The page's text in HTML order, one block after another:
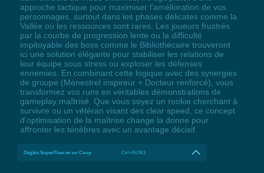
approche tactique pour maximiser l'amélioration de vos
personnages, surtout dans les phases délicates comme la
Vallée où les ressources sont rares. Les joueurs frustrés
par la courbe de progression lente ou la difficulté
impitoyable des boss comme le Bibliothécaire trouveront
ici une solution élégante pour stabiliser les relations de
leur équipe sous stress ou exploser les défenses
ennemies. En combinant cette logique avec des synergies
de groupe (Ménestrel inspireur + Docteur renforcé), vous
transformez vos runs en véritables démonstrations de
gameplay maîtrisé. Que vous soyez un rookie cherchant à
survivre ou un vétéran visant des clear speed, ce concept
d'optimisation de la maîtrise change la donne pour
affronter les ténèbres avec un avantage décisif.
Dégâts Super/Tues en un Coup Ctrl+NUM1